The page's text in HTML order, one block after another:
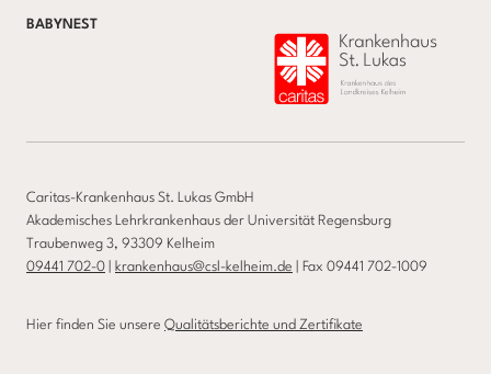
BABYNEST
Caritas-Krankenhaus St. Lukas GmbH
Akademisches Lehrkrankenhaus der Universität Regensburg
Traubenweg 3, 93309 Kelheim
09441 702-0
krankenhaus@csl-kelheim.de | Fax 09441 702-1009
Hier finden Sie unsere Qualitätsberichte und Zertifikate